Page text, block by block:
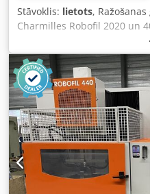
Stāvoklis: lietots, Ražošanas
Charmilles Robofil 2020 un
un 1996. Dcjdsyq R Tbjpfx An